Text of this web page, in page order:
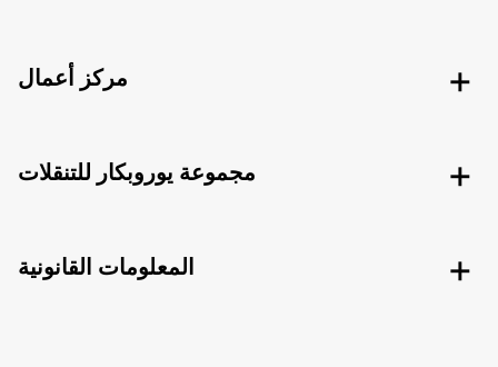
مركز أعمال
مجموعة يوروبكار للتنقلات
المعلومات القانونية